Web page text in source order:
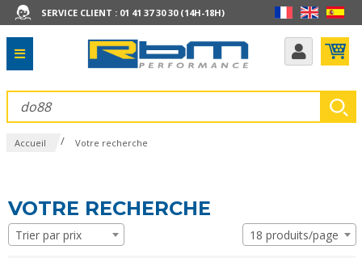
SERVICE CLIENT : 01 41 37 30 30 (14H-18H)
Accueil / Votre recherche
VOTRE RECHERCHE
Trier par prix 18 produits/page